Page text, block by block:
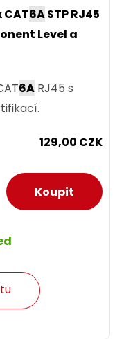
6ASTP RJ45
Level a
6A RJ45 s
129,00 CZK